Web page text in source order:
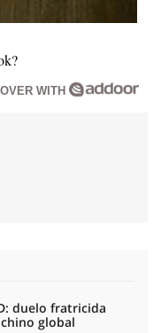
WITH
duelo fratricida
global